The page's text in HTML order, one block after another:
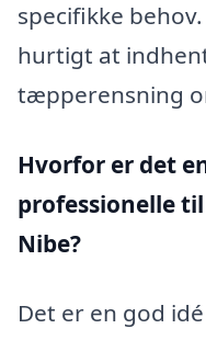
specifikke
hurtigt at
tæpperensning
Hvorfor er det
professionelle
Nibe?
Det er en god